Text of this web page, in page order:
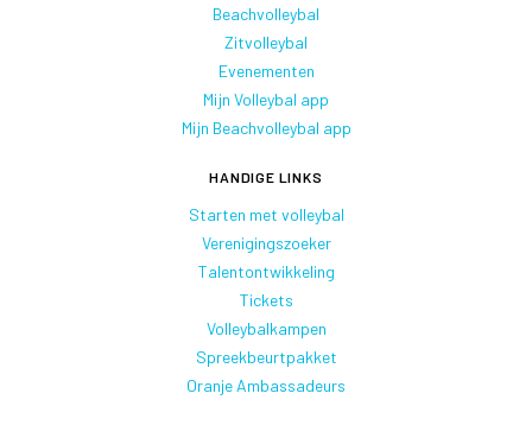
Beachvolleybal
Zitvolleybal
Evenementen
Mijn Volleybal app
Mijn Beachvolleybal app
HANDIGE LINKS
Starten met volleybal
Verenigingszoeker
Talentontwikkeling
Tickets
Volleybalkampen
Spreekbeurtpakket
Oranje Ambassadeurs